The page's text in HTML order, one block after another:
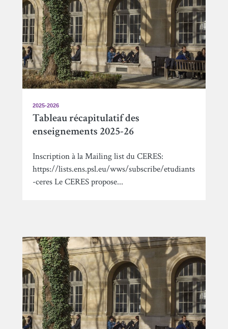
2025-2026
Tableau récapitulatif des
enseignements 2025-26
Inscription à la Mailing list du CERES:
https://lists.ens.psl.eu/wws/subscribe/etudiants
-ceres Le CERES propose...